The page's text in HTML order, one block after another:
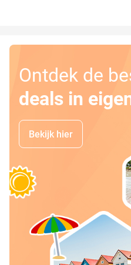
Ontdek de
deals in
Bekijk hier